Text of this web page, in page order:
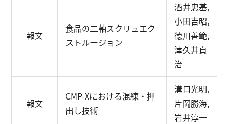
報文
食品の二軸スクリュエク
ストルージョン
酒井忠基,
小田吉昭,
徳川善範,
津久井貞
治
報文
CMP-Xにおける混練・押
出し技術
溝口光明,
片岡勝海,
岩井淳一